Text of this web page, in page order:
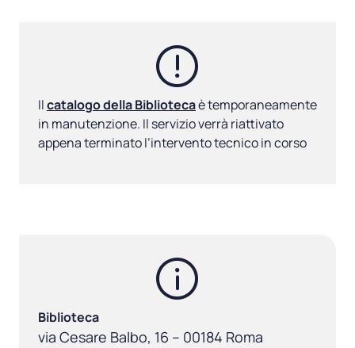
Ilcatalogo della Bibliotecaè temporaneamente
in manutenzione. Il servizio verrà riattivato
appena terminato l’intervento tecnico in corso
Biblioteca
via Cesare Balbo, 16 – 00184 Roma